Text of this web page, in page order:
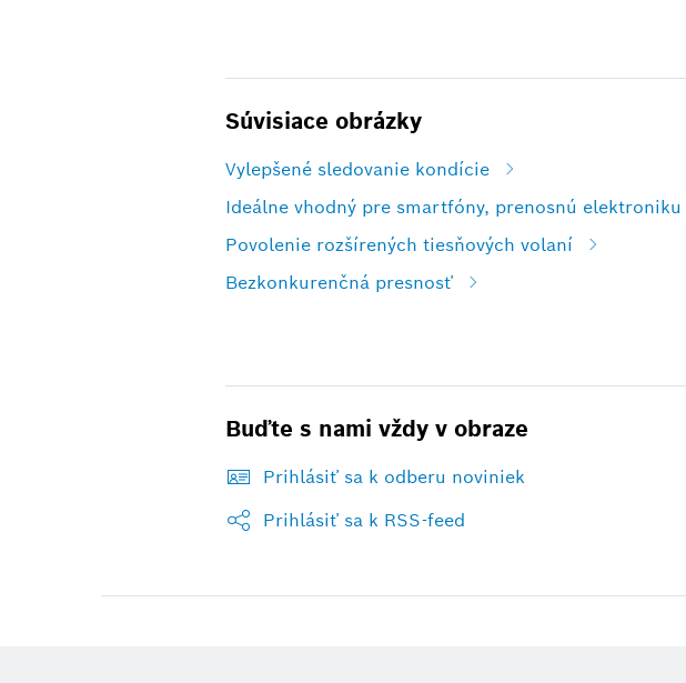
Súvisiace obrázky
Vylepšené sledovanie kondície
Ideálne vhodný pre smartfóny, prenosnú
Povolenie rozšírených tiesňových volaní
Bezkonkurenčná presnosť
Buďte s nami vždy v obraze
Prihlásiť sa k odberu noviniek
Prihlásiť sa k RSS-feed